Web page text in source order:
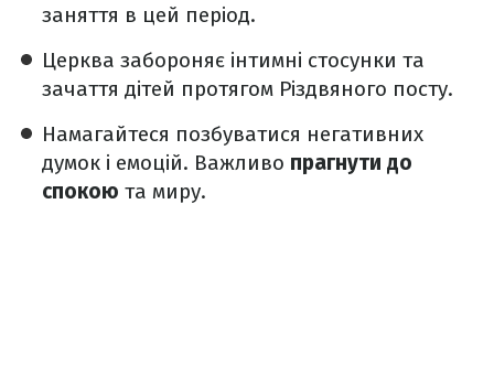
заняття в цей період.
Церква забороняє інтимні стосунки та
зачаття дітей протягом Різдвяного посту.
Намагайтеся позбуватися негативних
думок і емоцій. Важливо прагнути до
спокою та миру.